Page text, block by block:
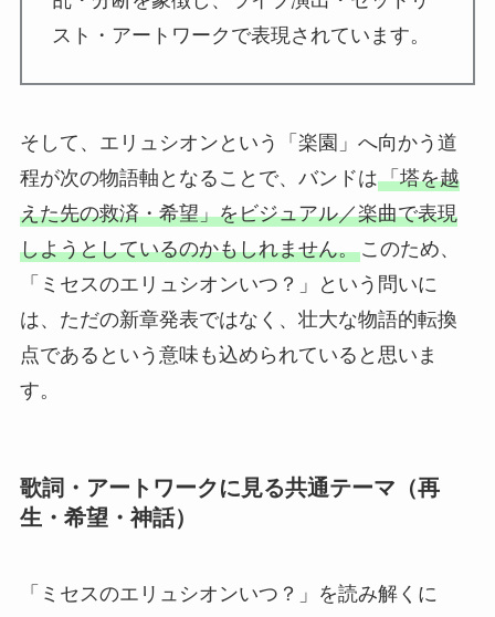
スト・アートワークで表現されています。
そして、エリュシオンという「楽園」へ向かう道
程が次の物語軸となることで、バンドは「塔を越
えた先の救済・希望」をビジュアル／楽曲で表現
しようとしているのかもしれません。このため、
「ミセスのエリュシオンいつ？」という問いに
は、ただの新章発表ではなく、壮大な物語的転換
点であるという意味も込められていると思いま
す。
歌詞・アートワークに見る共通テーマ（再
生・希望・神話）
「ミセスのエリュシオンいつ？」を読み解くに